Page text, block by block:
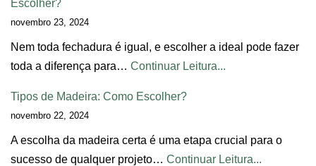
Escolher?
novembro 23, 2024
Nem toda fechadura é igual, e escolher a ideal pode fazer
toda a diferença para… Continuar Leitura...
Tipos de Madeira: Como Escolher?
novembro 22, 2024
A escolha da madeira certa é uma etapa crucial para o
sucesso de qualquer projeto… Continuar Leitura...